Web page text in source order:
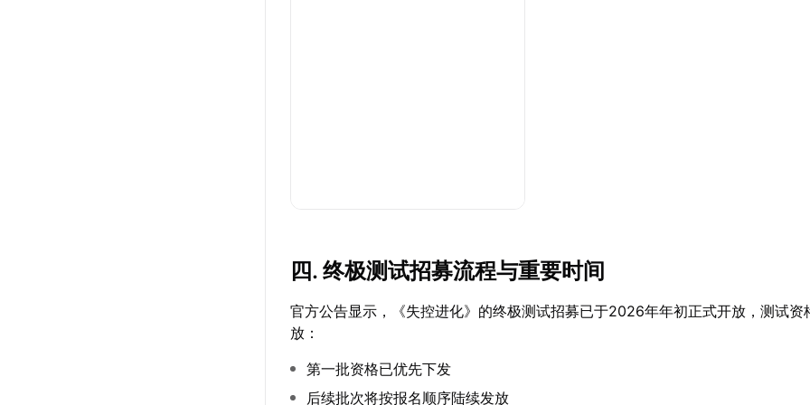
四. 终极测试招募流程与重要时间
官方公告显示，《失控进化》的终极测试招募已于2026年年初正式开放，测试资
放：
第一批资格已优先下发
后续批次将按报名顺序陆续发放